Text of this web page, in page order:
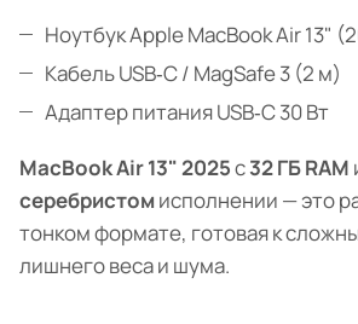
Ноутбук Apple MacBook Air 13"
Кабель USB‑C / MagSafe 3 (2 м)
Адаптер питания USB‑C 30 Вт
MacBook Air 13" 2025с32 ГБ RAM
серебристом исполнении — это
тонком формате, готовая к
лишнего веса и шума.